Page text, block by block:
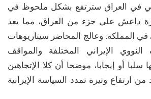
في العراق سترتفع بشكل ملحوظ في
داعش على جزء من العراق، مما يعد
في المملكة. وعالج المحاضر سيناريوهات
الإيراني المختلفة والمواقف
سلبا أو إيجابا، موضحا أن كلا الإتجاهين
ارتفاع وتيرة تمدد السياسة الإيرانية